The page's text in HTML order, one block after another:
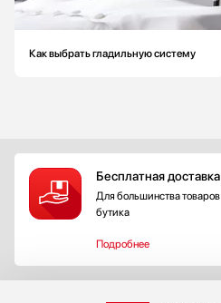
Как выбрать гладильную систему
Бесплатная доставка
Для большинства товаров
бутика
Подробнее